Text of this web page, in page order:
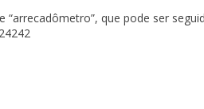
que pode ser